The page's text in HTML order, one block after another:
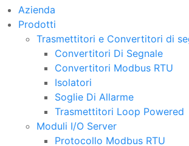
Azienda
Prodotti
Trasmettitori e Convertitori di
Convertitori Di Segnale
Convertitori Modbus RTU
Isolatori
Soglie Di Allarme
Trasmettitori Loop Powered
Moduli I/O Server
Protocollo Modbus RTU